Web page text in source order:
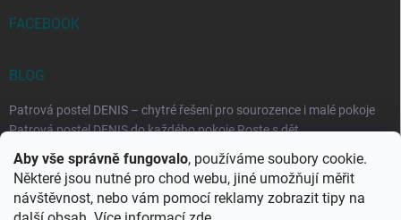
Aby vše správně fungovalo, používáme soubory cookie.
Některé jsou nutné pro chod webu, jiné umožňují měřit
návštěvnost, nebo vám pomocí reklamy zobrazit tipy na
FACEBOOK
BLOG
Patrová postel DENIS – chytré řešení pro sourozence i malé pokoje
Patrová postel DENIS do každého pokoje Roste s dět...
Rozkládací postele RELAX – ideální řešení pro malé prostory i
každodenní spaní
Rozkládací postel, která se přizpůsobí vašemu živo...